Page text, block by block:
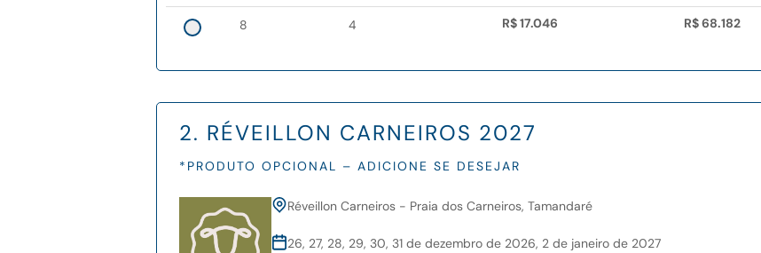
8 4 R$ 17.046 R$ 68.182
2. RÉVEILLON CARNEIROS 2027
*PRODUTO OPCIONAL – ADICIONE SE DESEJAR
Réveillon Carneiros - Praia dos Carneiros, Tamandaré
26, 27, 28, 29, 30, 31 de dezembro de 2026, 2 de janeiro de 2027